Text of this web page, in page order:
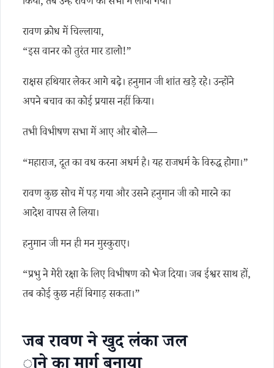
रावण क्रोध में चिल्लाया,
“इस वानर को तुरंत मार डालो!”
राक्षस हथियार लेकर आगे बढ़े। हनुमान जी शांत खड़े रहे। उन्होंने
अपने बचाव का कोई प्रयास नहीं किया।
तभी विभीषण सभा में आए और बोले—
“महाराज, दूत का वध करना अधर्म है। यह राजधर्म के विरुद्ध होगा।”
रावण कुछ सोच में पड़ गया और उसने हनुमान जी को मारने का
आदेश वापस ले लिया।
हनुमान जी मन ही मन मुस्कुराए।
“प्रभु ने मेरी रक्षा के लिए विभीषण को भेज दिया। जब ईश्वर साथ हों,
तब कोई कुछ नहीं बिगाड़ सकता।”
जब रावण ने खुद लंका जल